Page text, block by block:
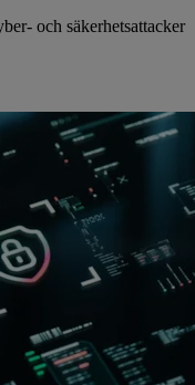
och säkerhetsattacker